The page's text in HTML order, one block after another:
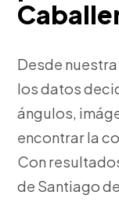
Desde
los datos
ángulos,
encontrar la
Con
de Santiago